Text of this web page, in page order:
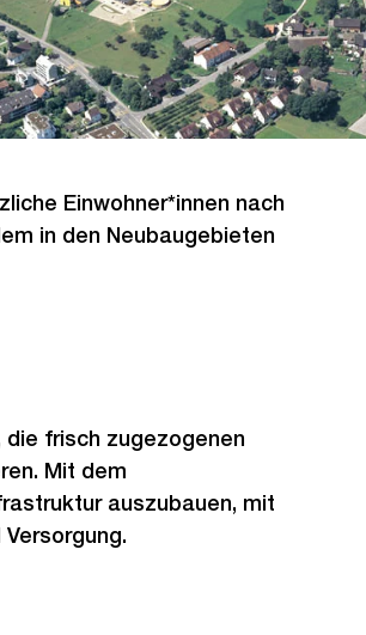
Einwohner*innen nach
in den Neubaugebieten
frisch zugezogenen
Mit dem
auszubauen, mit